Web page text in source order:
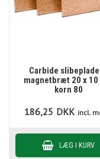
Carbide
magnetbræt 20 x 10
korn 80
186,25 DKK incl.